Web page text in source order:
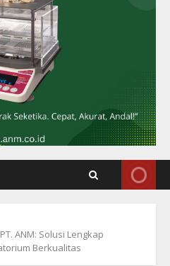
ANM: Solusi Lengkap
Berkualitas